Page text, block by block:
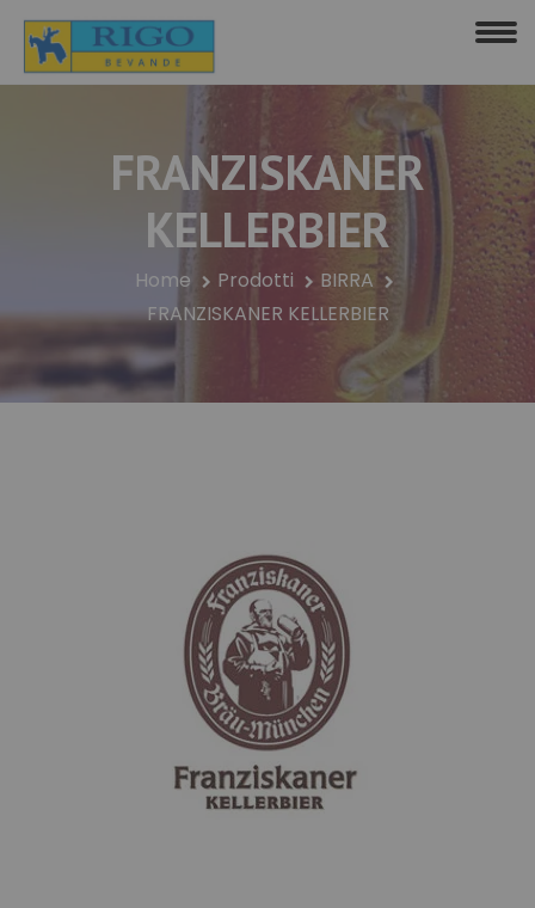
FRANZISKANER
KELLERBIER
Home Prodotti
BIRRA
FRANZISKANER KELLERBIER